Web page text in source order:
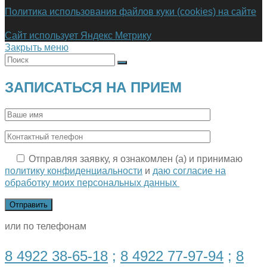
Политика использования файлов куки (cookies) на сайте
Сайт использует Яндекс Метрику
Закрыть меню
ЗАПИСАТЬСЯ НА ПРИЕМ
Отправляя заявку, я ознакомлен (а) и принимаю
политику конфиденциальности и даю согласие на
обработку моих персональных данных
или по телефонам
8 4922 38-65-18 ; 8 4922 77-97-94 ; 8